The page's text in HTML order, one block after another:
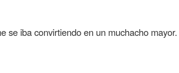
iba convirtiendo en un muchacho